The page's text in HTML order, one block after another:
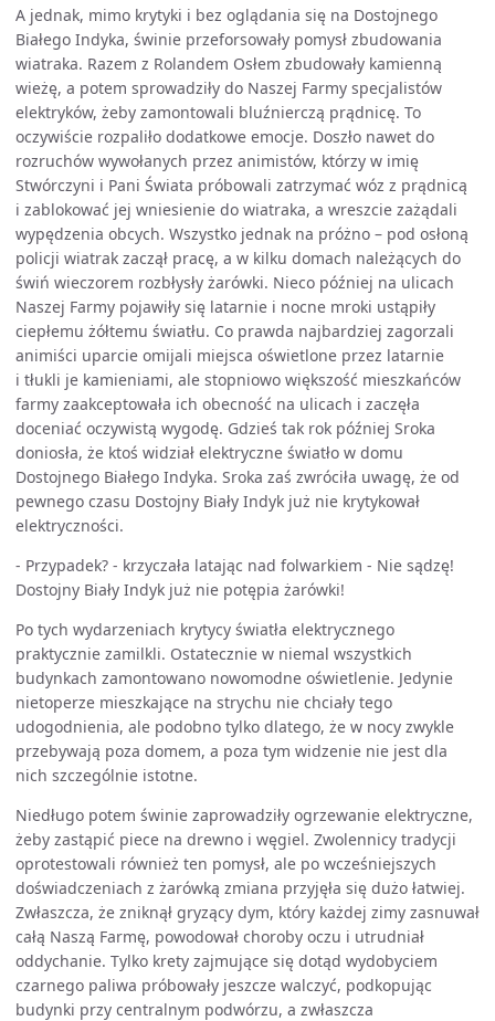
A jednak, mimo krytyki i bez oglądania się na Dostojnego
Białego Indyka, świnie przeforsowały pomysł zbudowania
wiatraka. Razem z Rolandem Osłem zbudowały kamienną
wieżę, a potem sprowadziły do Naszej Farmy specjalistów
elektryków, żeby zamontowali bluźnierczą prądnicę. To
oczywiście rozpaliło dodatkowe emocje. Doszło nawet do
rozruchów wywołanych przez animistów, którzy w imię
Stwórczyni i Pani Świata próbowali zatrzymać wóz z prądnicą
i zablokować jej wniesienie do wiatraka, a wreszcie zażądali
wypędzenia obcych. Wszystko jednak na próżno – pod osłoną
policji wiatrak zaczął pracę, a w kilku domach należących do
świń wieczorem rozbłysły żarówki. Nieco później na ulicach
Naszej Farmy pojawiły się latarnie i nocne mroki ustąpiły
ciepłemu żółtemu światłu. Co prawda najbardziej zagorzali
animiści uparcie omijali miejsca oświetlone przez latarnie
i tłukli je kamieniami, ale stopniowo większość mieszkańców
farmy zaakceptowała ich obecność na ulicach i zaczęła
doceniać oczywistą wygodę. Gdzieś tak rok później Sroka
doniosła, że ktoś widział elektryczne światło w domu
Dostojnego Białego Indyka. Sroka zaś zwróciła uwagę, że od
pewnego czasu Dostojny Biały Indyk już nie krytykował
elektryczności.
- Przypadek? - krzyczała latając nad folwarkiem - Nie sądzę!
Dostojny Biały Indyk już nie potępia żarówki!
Po tych wydarzeniach krytycy światła elektrycznego
praktycznie zamilkli. Ostatecznie w niemal wszystkich
budynkach zamontowano nowomodne oświetlenie. Jedynie
nietoperze mieszkające na strychu nie chciały tego
udogodnienia, ale podobno tylko dlatego, że w nocy zwykle
przebywają poza domem, a poza tym widzenie nie jest dla
nich szczególnie istotne.
Niedługo potem świnie zaprowadziły ogrzewanie elektryczne,
żeby zastąpić piece na drewno i węgiel. Zwolennicy tradycji
oprotestowali również ten pomysł, ale po wcześniejszych
doświadczeniach z żarówką zmiana przyjęła się dużo łatwiej.
Zwłaszcza, że zniknął gryzący dym, który każdej zimy zasnuwał
całą Naszą Farmę, powodował choroby oczu i utrudniał
oddychanie. Tylko krety zajmujące się dotąd wydobyciem
czarnego paliwa próbowały jeszcze walczyć, podkopując
budynki przy centralnym podwórzu, a zwłaszcza